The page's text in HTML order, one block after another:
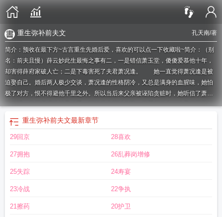
孔天南/著
重生弥补前夫文
简介：预收在最下方~古言重生先婚后爱，喜欢的可以点一下收藏啦~简介：（别
名：前夫且慢）薛云妙此生最悔之事有二，一是错信萧玉堂，傻傻爱慕他十年，
却害得薛府家破人亡；二是下毒害死了夫君萧况逢。 她一直觉得萧况逢是被
迫娶自己。婚后两人极少交谈，萧况逢的性格阴冷，又总是满身的血腥味，她怕
极了对方，恨不得避他千里之外。所以当后来父亲被诬陷贪赃时，她听信了萧玉
堂的话，觉得萧况逢就是凶手。可她从未想过自己一直爱慕的人，才是真正害了
薛家的罪魁祸首。一朝重生，薛云妙回到了成婚前。萧……
在线观看
弥补前夫番外
重生后如何弥补前夫薛荔重生后如何弥补前夫免阅读
夫作者孔天南
重生前夫攻略 重生后如何弥补前夫的错误
后如何弥补前夫txt
重生弥补前世辜负的人重生之弥补前夫
的重生后如何弥补前夫的纠缠 重生弥补前世夫君古言
最新章节列
重生后如何弥补前夫全文免费阅读
重生弥补前夫文最新章节
29回京 28喜欢
27拥抱 26乱葬岗增修
25失踪 24寿宴
23冷战 22争执
21擦药 20护卫